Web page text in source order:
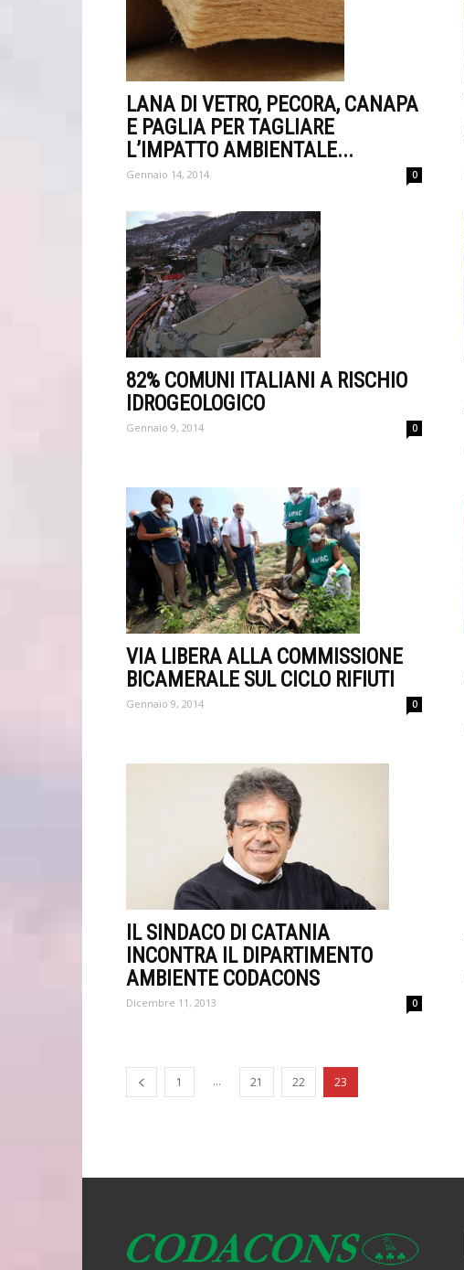
LANA DI VETRO, PECORA, CANAPA
E PAGLIA PER TAGLIARE
L’IMPATTO AMBIENTALE...
Gennaio 14, 2014 0
82% COMUNI ITALIANI A RISCHIO
IDROGEOLOGICO
Gennaio 9, 2014 0
VIA LIBERA ALLA COMMISSIONE
BICAMERALE SUL CICLO RIFIUTI
Gennaio 9, 2014 0
IL SINDACO DI CATANIA
INCONTRA IL DIPARTIMENTO
AMBIENTE CODACONS
Dicembre 11, 2013 0
1 ... 21 22 23